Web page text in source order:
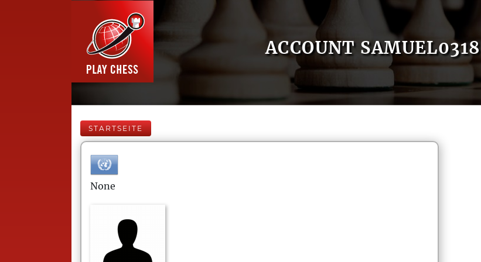
ACCOUNT SAMUEL0318
STARTSEITE
None